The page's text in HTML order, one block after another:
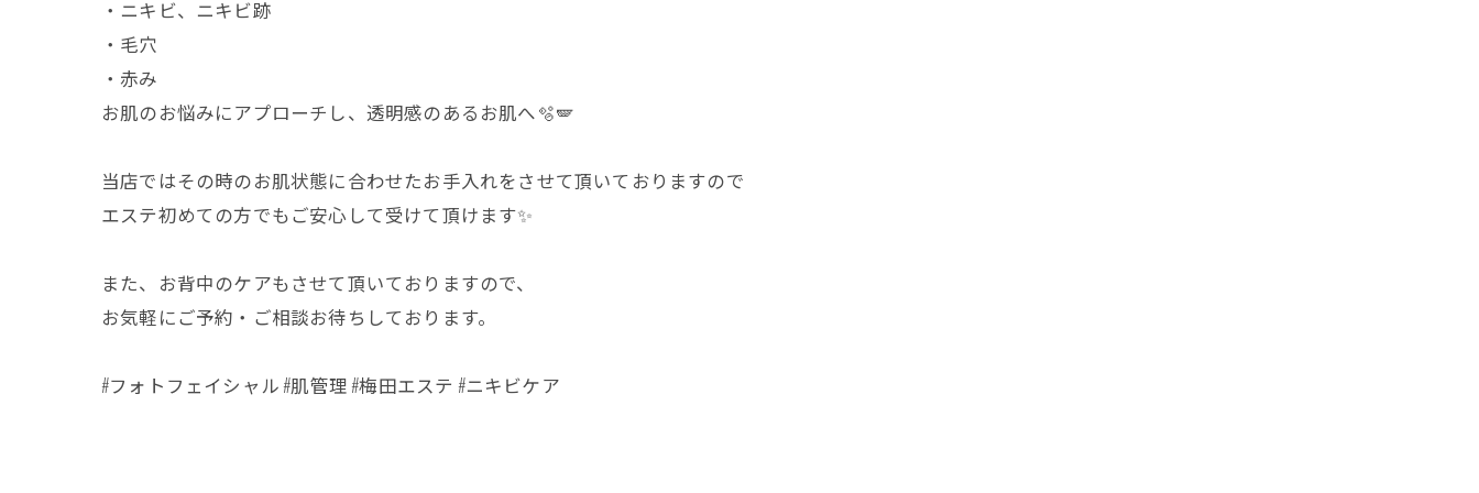
・ニキビ、ニキビ跡
・毛穴
・赤み
お肌のお悩みにアプローチし、透明感のあるお肌へ🫧🪽
当店ではその時のお肌状態に合わせたお手入れをさせて頂いておりますので
エステ初めての方でもご安心して受けて頂けます✨
また、お背中のケアもさせて頂いておりますので、
お気軽にご予約・ご相談お待ちしております。
#フォトフェイシャル #肌管理 #梅田エステ #ニキビケア